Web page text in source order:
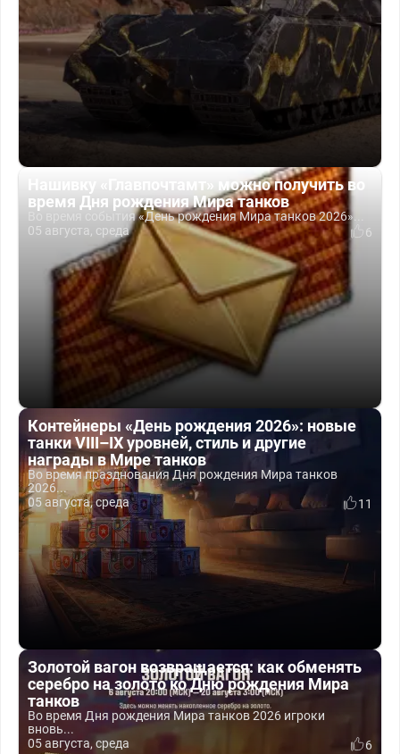
Нашивку «Главпочтамт» можно получить во
время Дня рождения Мира танков
Во время события «День рождения Мира танков 2026»...
05 августа, среда
6
Контейнеры «День рождения 2026»: новые
танки VIII–IX уровней, стиль и другие
награды в Мире танков
Во время празднования Дня рождения Мира танков
2026...
05 августа, среда
11
Золотой вагон возвращается: как обменять
серебро на золото ко Дню рождения Мира
танков
Во время Дня рождения Мира танков 2026 игроки
вновь...
05 августа, среда
6